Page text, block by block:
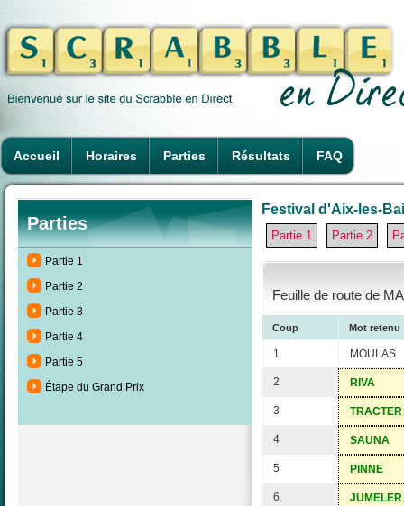
Accueil Horaires Parties Résultats FAQ
Parties
Partie 1
Partie 2
Partie 3
Partie 4
Partie 5
Étape du Grand Prix
Festival d'Aix-les-
Partie 1 Partie 2
Feuille de route de
Coup Mot retenu
1 MOULAS
2 RIVA
3 TRACTER
4 SAUNA
5 PINNE
6 JUMELER